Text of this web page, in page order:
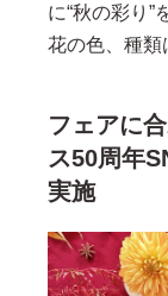
に“秋の彩り
花の色、種類
フェアに
ス50周年
実施